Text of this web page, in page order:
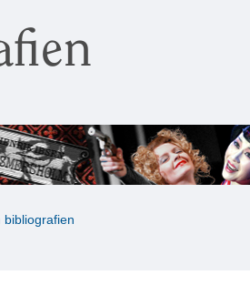
bibliografien